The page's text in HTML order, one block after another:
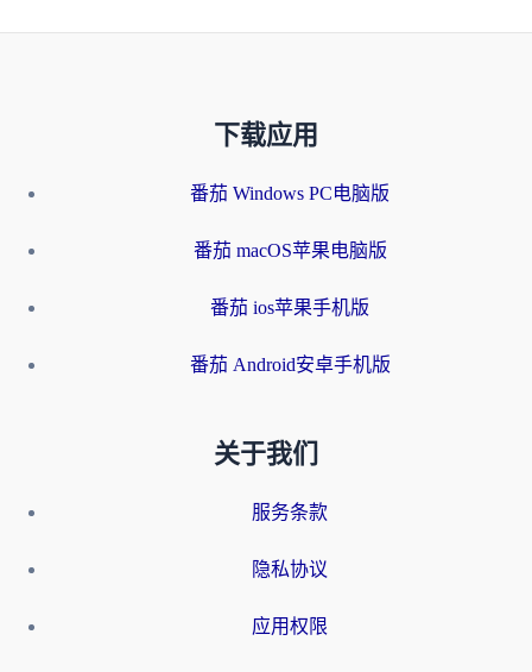
下载应用
番茄 Windows PC电脑版
番茄 macOS苹果电脑版
番茄 ios苹果手机版
番茄 Android安卓手机版
关于我们
服务条款
隐私协议
应用权限